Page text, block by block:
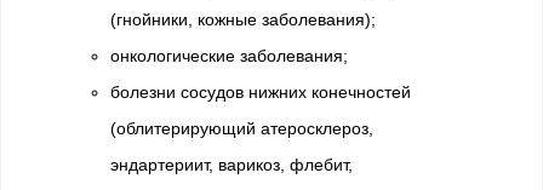
(гнойники, кожные заболевания);
онкологические заболевания;
болезни сосудов нижних конечностей
(облитерирующий атеросклероз,
эндартериит, варикоз, флебит,